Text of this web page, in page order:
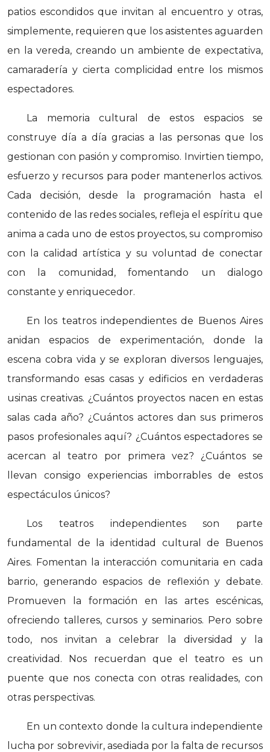
patios escondidos que invitan al encuentro y otras,
simplemente, requieren que los asistentes aguarden
en la vereda, creando un ambiente de expectativa,
camaradería y cierta complicidad entre los mismos
espectadores.
La memoria cultural de estos espacios se
construye día a día gracias a las personas que los
gestionan con pasión y compromiso. Invirtien tiempo,
esfuerzo y recursos para poder mantenerlos activos.
Cada decisión, desde la programación hasta el
contenido de las redes sociales, refleja el espíritu que
anima a cada uno de estos proyectos, su compromiso
con la calidad artística y su voluntad de conectar
con la comunidad, fomentando un dialogo
constante y enriquecedor.
En los teatros independientes de Buenos Aires
anidanespacios de experimentación, donde la
escena cobra vida y se exploran diversos lenguajes,
transformando esas casas y edificios en verdaderas
usinas creativas. ¿Cuántos proyectos nacen en estas
salas cada año? ¿Cuántos actores dan sus primeros
pasos profesionales aquí? ¿Cuántos espectadores se
acercan al teatro por primera vez? ¿Cuántos se
llevan consigo experiencias imborrables de estos
espectáculos únicos?
Los teatros independientes son parte
fundamental de la identidad cultural de Buenos
Aires. Fomentan la interacción comunitaria en cada
barrio, generando espacios de reflexión y debate.
Promueven la formación en las artes escénicas,
ofreciendo talleres, cursos y seminarios. Pero sobre
todo, nos invitan a celebrar la diversidad y la
creatividad. Nos recuerdan que el teatro es un
puente que nos conecta con otras realidades, con
otras perspectivas.
En un contexto donde la cultura independiente
lucha por sobrevivir, asediada por la falta de recursos